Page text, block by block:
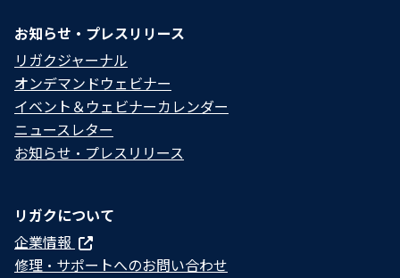
お知らせ・プレスリリース
リガクジャーナル
オンデマンドウェビナー
イベント＆ウェビナーカレンダー
ニュースレター
お知らせ・プレスリリース
リガクについて
企業情報
修理・サポートへのお問い合わせ